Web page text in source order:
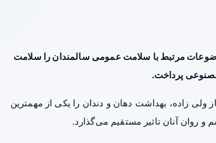
مرتبط با سلامت عمومی سالمندان را سلامت
مصنوعی پرداخت.
ولی زاده، بهداشت دهان و دندان را یکی از مهمترین
روان آنان تاثیر مستقیم می‌گذارد.